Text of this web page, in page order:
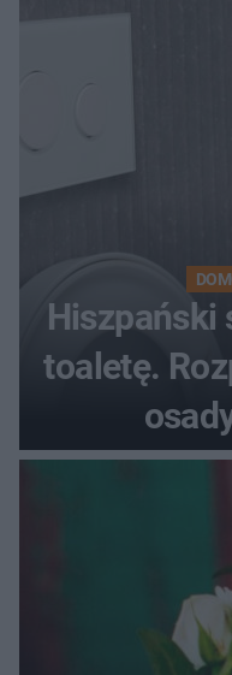
Hiszpański
toaletę.